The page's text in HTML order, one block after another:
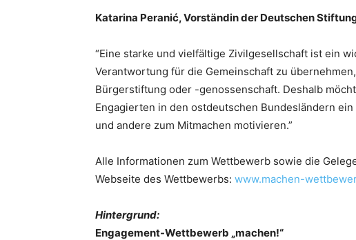
Katarina Peranić, Vorständin der Deutschen
“Eine starke und vielfältige Zivilgesellschaft ist ein
Verantwortung für die Gemeinschaft zu
Bürgerstiftung oder -genossenschaft. Deshalb
Engagierten in den ostdeutschen Bundesländern
und andere zum Mitmachen motivieren.”
Alle Informationen zum Wettbewerb sowie die
Webseite des Wettbewerbs: www.machen-
Hintergrund:
Engagement-Wettbewerb „machen!“